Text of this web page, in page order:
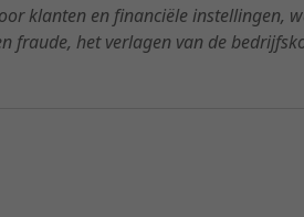
klanten en financiële instellingen,
fraude, het verlagen van de